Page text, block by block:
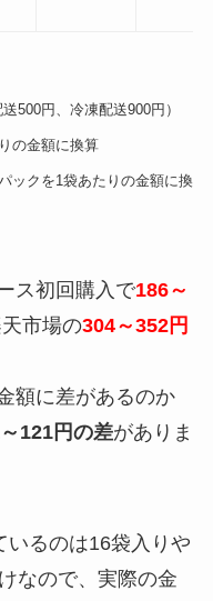
500円、冷凍配送900円）
の金額に換算
ックを1袋あたりの金額に換
ス初回購入で186～
市場の304～352円
額に差があるのか
121円の差がありま
いるのは16袋入りや
なので、実際の金